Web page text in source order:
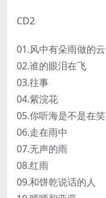
CD2
01.风中有朵雨做的云
02.谁的眼泪在飞
03.往事
04.紫浣花
05.你听海是不是在笑
06.走在雨中
07.无声的雨
08.红雨
09.和饼乾说话的人